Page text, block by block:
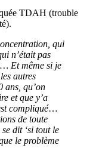
TDAH (trouble
qui
n’était pas
Et même si je
autres
ans, qu’on
et que y’a
compliqué…
de toute
dit ‘si tout le
le problème